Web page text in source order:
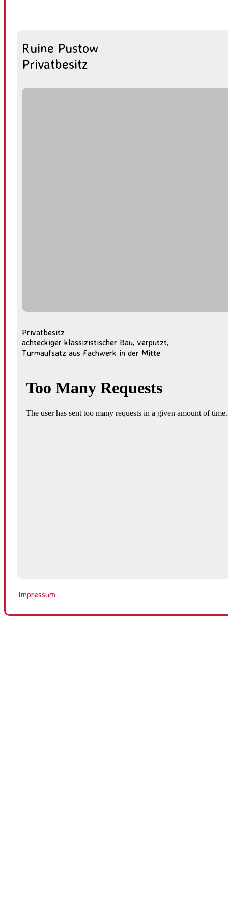
Ruine Pustow
Privatbesitz
Privatbesitz
achteckiger klassizistischer Bau, verputzt,
Turmaufsatz aus Fachwerk in der Mitte
Impressum